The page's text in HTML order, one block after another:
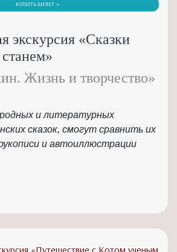
КУПИТЬ БИЛЕТ →
экскурсия «Сказки
Жизнь и творчество»
и литературных
сказок, смогут сравнить их
и автоиллюстрации